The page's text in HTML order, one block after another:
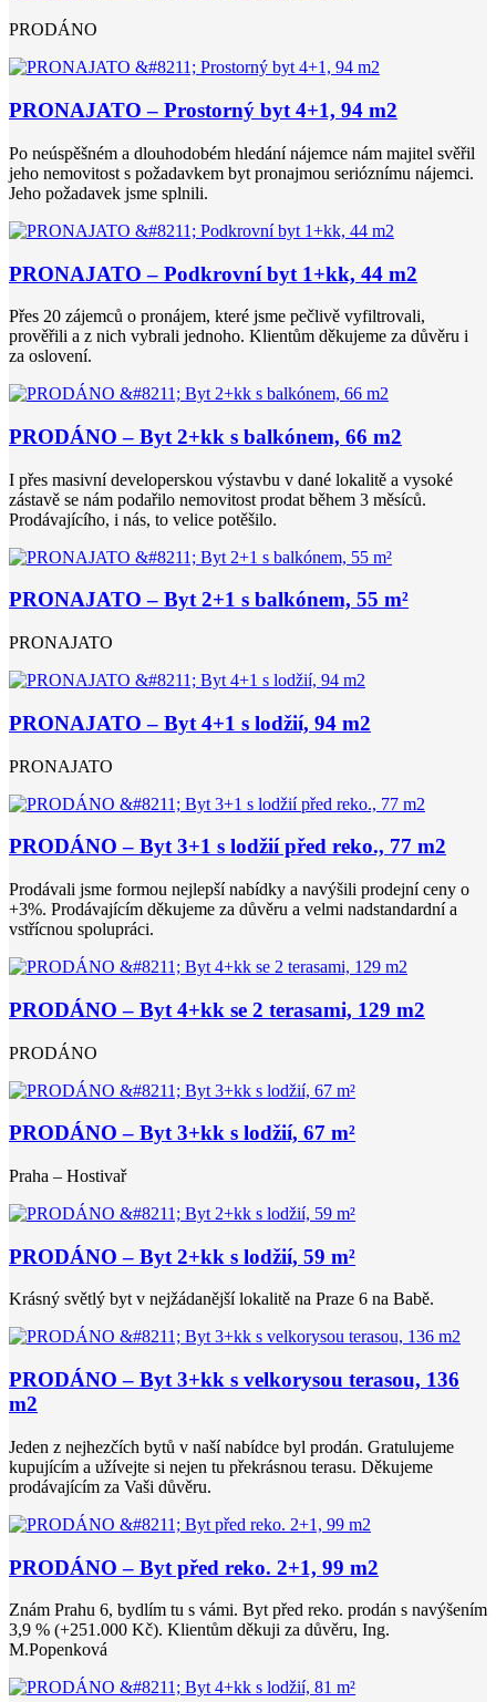
PRODÁNO
PRONAJATO – Prostorný byt 4+1, 94 m2
Po neúspěšném a dlouhodobém hledání nájemce nám majitel svěřil
jeho nemovitost s požadavkem byt pronajmou serióznímu nájemci.
Jeho požadavek jsme splnili.
PRONAJATO – Podkrovní byt 1+kk, 44 m2
Přes 20 zájemců o pronájem, které jsme pečlivě vyfiltrovali,
prověřili a z nich vybrali jednoho. Klientům děkujeme za důvěru i
za oslovení.
PRODÁNO – Byt 2+kk s balkónem, 66 m2
I přes masivní developerskou výstavbu v dané lokalitě a vysoké
zástavě se nám podařilo nemovitost prodat během 3 měsíců.
Prodávajícího, i nás, to velice potěšilo.
PRONAJATO – Byt 2+1 s balkónem, 55 m²
PRONAJATO
PRONAJATO – Byt 4+1 s lodžií, 94 m2
PRONAJATO
PRODÁNO – Byt 3+1 s lodžií před reko., 77 m2
Prodávali jsme formou nejlepší nabídky a navýšili prodejní ceny o
+3%. Prodávajícím děkujeme za důvěru a velmi nadstandardní a
vstřícnou spolupráci.
PRODÁNO – Byt 4+kk se 2 terasami, 129 m2
PRODÁNO
PRODÁNO – Byt 3+kk s lodžií, 67 m²
Praha – Hostivař
PRODÁNO – Byt 2+kk s lodžií, 59 m²
Krásný světlý byt v nejžádanější lokalitě na Praze 6 na Babě.
PRODÁNO – Byt 3+kk s velkorysou terasou, 136
m2
Jeden z nejhezčích bytů v naší nabídce byl prodán. Gratulujeme
kupujícím a užívejte si nejen tu překrásnou terasu. Děkujeme
prodávajícím za Vaši důvěru.
PRODÁNO – Byt před reko. 2+1, 99 m2
Znám Prahu 6, bydlím tu s vámi. Byt před reko. prodán s navýšením
3,9 % (+251.000 Kč). Klientům děkuji za důvěru, Ing.
M.Popenková